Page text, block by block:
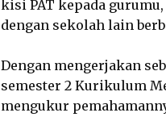
kisi PAT kepada
dengan sekolah lain
Dengan mengerjakan
semester 2 Kurikulum
mengukur